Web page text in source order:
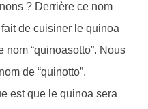
? Derrière ce nom
de cuisiner le quinoa
nom “quinoasotto”. Nous
de “quinotto”.
est que le quinoa sera